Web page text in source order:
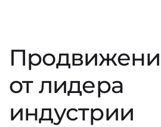
от лидера
индустрии